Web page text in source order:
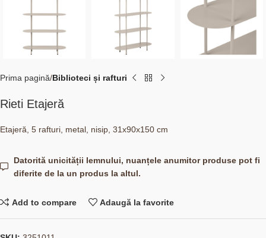
Prima pagină Biblioteci și rafturi
Rieti Etajeră
Etajeră, 5 rafturi, metal, nisip, 31x90x150 cm
Datorită unicității lemnului, nuanțele anumitor produse pot fi
diferite de la un produs la altul.
Add to compare Adaugă la favorite